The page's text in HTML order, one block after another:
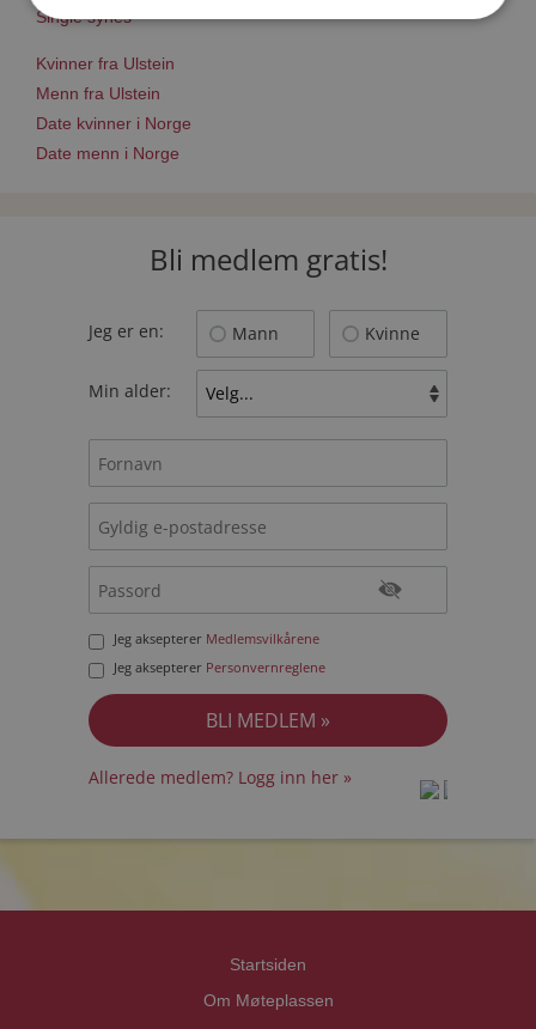
Single synes
Kvinner fra Ulstein
Menn fra Ulstein
Date kvinner i Norge
Date menn i Norge
Bli medlem gratis!
Jeg er en: Mann Kvinne
Min alder:
Jeg aksepterer Medlemsvilkårene
Jeg aksepterer Personvernreglene
Allerede medlem? Logg inn her »
Startsiden
Om Møteplassen